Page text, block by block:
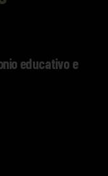
educativo e